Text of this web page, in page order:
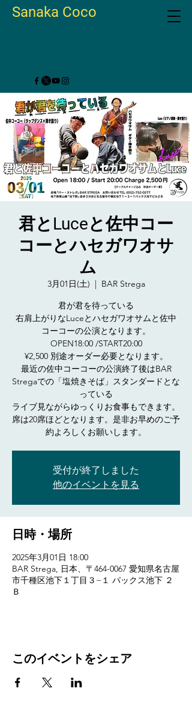
Sanaka Coco
君とLuceと佐中コー
コーとハセガワオサ
ム
3月01日(土)
  |
BAR Strega
君が君を待っている
右肩上がりなLuceとハセガワオサムと佐中
コーコーの公演となります。
OPEN18:00 /START20:00
¥2,500 別途オーダー必要となります。
最近の佐中コーコーの公演終了後はBAR
Stregaでの「塩焼きそば」スタンダードとな
っている
ライブ見ながらゆっくりお食事もできます。
席は20席ほどとなります。是非お早めのご予
約よろしくお願いします。
受付が終了しました
他のイベントを見る
日時・場所
2025年3月01日 18:00
BAR Strega, 日本、〒464-0067 愛知県名古屋
市千種区池下１丁目３−１ パックス池下 ２
Ｂ
このイベントをシェア